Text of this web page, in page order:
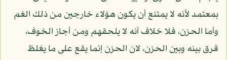
بمعتمد لأنه لا يمتنع أن يكون هؤلاء خارجين من ذلك الغم
وأما الحزن، فلا خلاف أنه لا يلحقهم ومن أجاز الخوف،
فرق بينه وبين الحزن، لان الحزن إنما يقع على ما يغلظ